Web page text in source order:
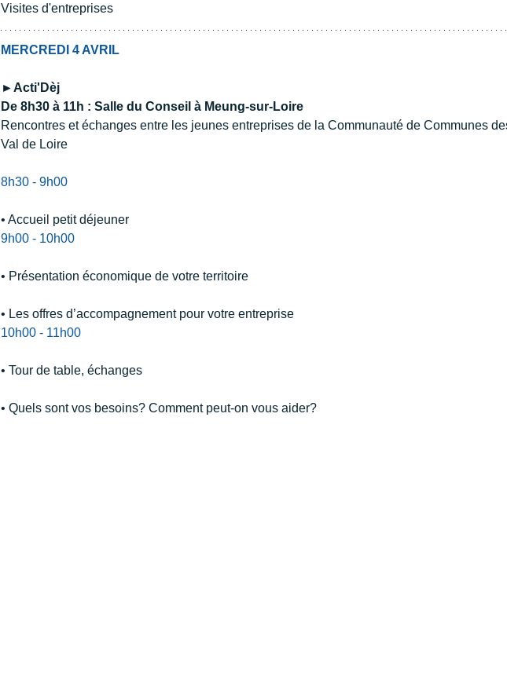
Visites d'entreprises
MERCREDI 4 AVRIL
►Acti'Dèj
De 8h30 à 11h : Salle du Conseil à Meung-sur-Loire
Rencontres et échanges entre les jeunes entreprises de la Communauté de Communes
Val de Loire
8h30 - 9h00
• Accueil petit déjeuner
9h00 - 10h00
• Présentation économique de votre territoire
• Les offres d’accompagnement pour votre entreprise
10h00 - 11h00
• Tour de table, échanges
• Quels sont vos besoins? Comment peut-on vous aider?